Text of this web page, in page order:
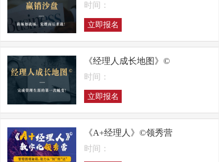
时间：
立即报名
《经理人成长地图》©
时间：
立即报名
《A+经理人》©领秀营
时间：